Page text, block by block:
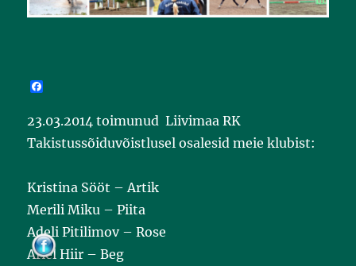
e
b
o
23.03.2014 toimunud Liivimaa RK
Takistussõiduvõistlusel osalesid meie klubist:
Kristina Sööt – Artik
Merili Miku – Piita
Adeli Pitilimov – Rose
Ariel Hiir – Beg